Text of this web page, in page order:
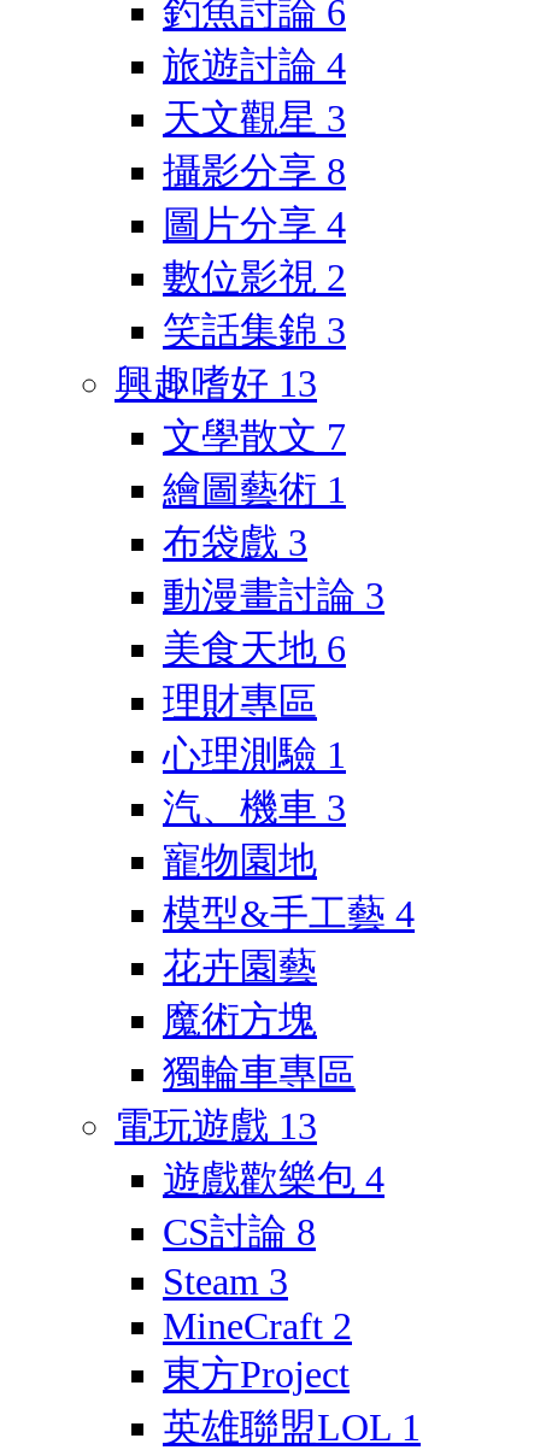
釣魚討論 6
旅遊討論 4
天文觀星 3
攝影分享 8
圖片分享 4
數位影視 2
笑話集錦 3
興趣嗜好 13
文學散文 7
繪圖藝術 1
布袋戲 3
動漫畫討論 3
美食天地 6
理財專區
心理測驗 1
汽、機車 3
寵物園地
模型&手工藝 4
花卉園藝
魔術方塊
獨輪車專區
電玩遊戲 13
遊戲歡樂包 4
CS討論 8
Steam 3
MineCraft 2
東方Project
英雄聯盟LOL 1